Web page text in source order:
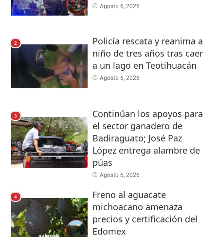
Agosto 6, 2026
2
Policía rescata y reanima a
niño de tres años tras caer
a un lago en Teotihuacán
Agosto 6, 2026
3
Continúan los apoyos para
el sector ganadero de
Badiraguato; José Paz
López entrega alambre de
púas
Agosto 6, 2026
4
Freno al aguacate
michoacano amenaza
precios y certificación del
Edomex